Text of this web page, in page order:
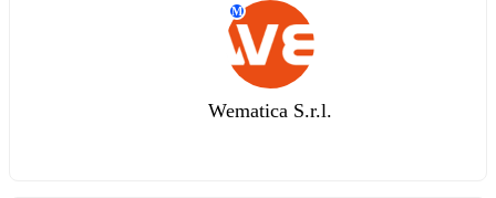
M
Wematica S.r.l.